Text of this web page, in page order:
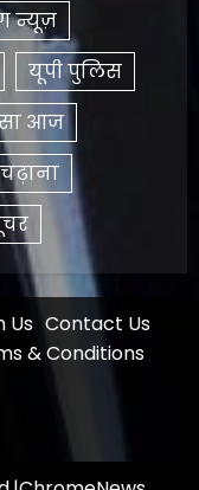
न्यूज़
यूपी पुलिस
आज
Us Contact Us
& Conditions